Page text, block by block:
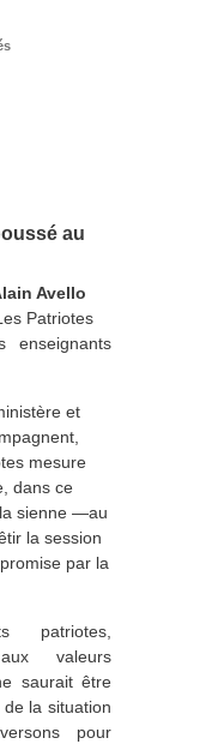
au
Avello
Patriotes
enseignants
et
mesure
dans ce
sienne ―au
la session
par la
patriotes,
valeurs
saurait être
la situation
pour